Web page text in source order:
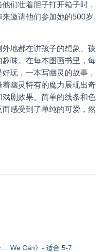
们壮着胆子打开箱子时，
邀请他们参加她的500岁
地都在讲孩子的想象、孩
味。在每本图画书里，每
玩，一本写幽灵的故事，
幽灵特有的魔力展现出奇
剧效果。简单的线条和色
感受到了单纯的可爱，然
We Can》- 适合 5-7